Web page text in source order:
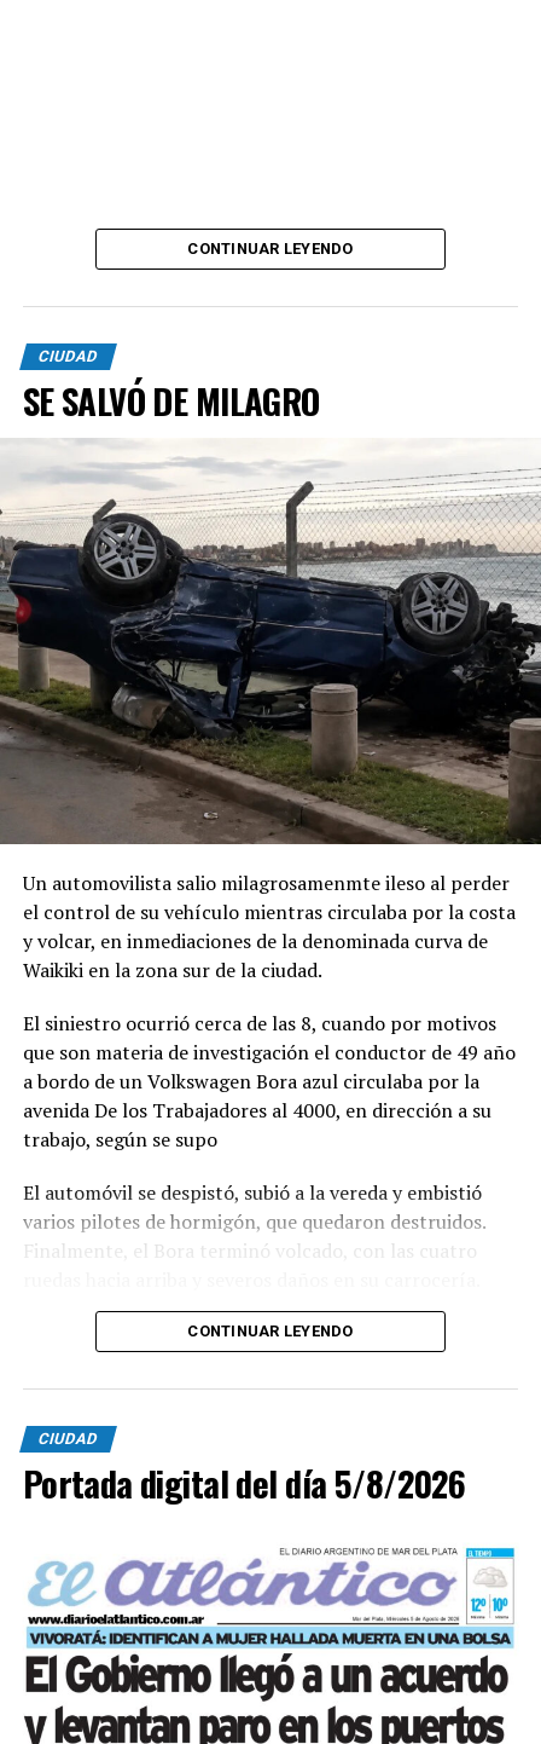
CONTINUAR LEYENDO
CIUDAD
SE SALVÓ DE MILAGRO
Un automovilista salio milagrosamenmte ileso al perder
el control de su vehículo mientras circulaba por la costa
y volcar, en inmediaciones de la denominada curva de
Waikiki en la zona sur de la ciudad.
El siniestro ocurrió cerca de las 8, cuando por motivos
que son materia de investigación el conductor de 49 año
a bordo de un Volkswagen Bora azul circulaba por la
avenida De los Trabajadores al 4000, en dirección a su
trabajo, según se supo
El automóvil se despistó, subió a la vereda y embistió
varios pilotes de hormigón, que quedaron destruidos.
Finalmente, el Bora terminó volcado, con las cuatro
Ante el violento impacto, personal médico, Defensa
importabnte ioperativo en el lugar. Al llegar,
constataron que el conductor, había logrado salir del
vehículo y no presentaba lesiones.
CONTINUAR LEYENDO
CIUDAD
Portada digital del día 5/8/2026